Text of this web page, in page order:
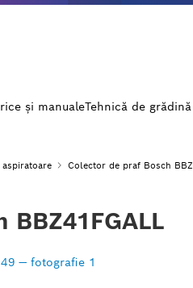
și manualeTehnică de grădină
Colector de praf Bosch